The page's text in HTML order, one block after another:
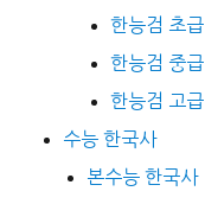
한능검 초급
한능검 중급
한능검 고급
수능 한국사
본수능 한국사